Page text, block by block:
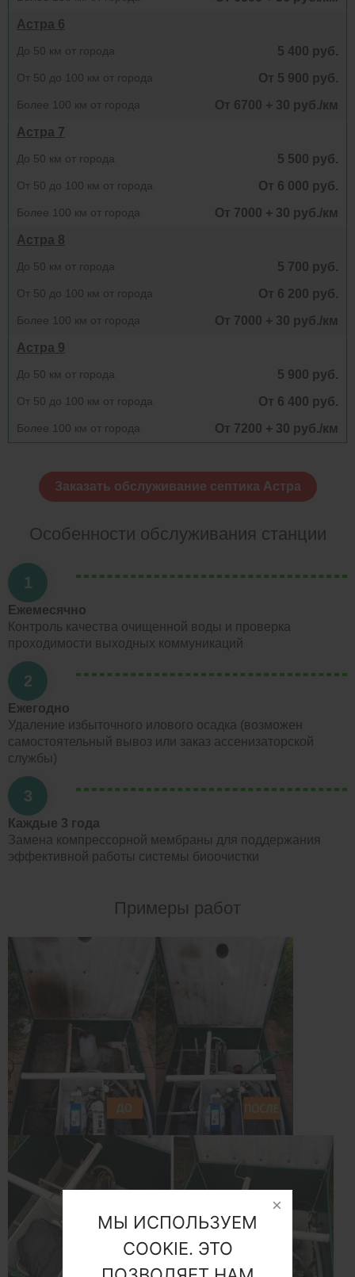
Астра 6
До 50 км от города 5 400 руб.
От 50 до 100 км от города От 5 900 руб.
Более 100 км от города
От 6700 + 30 руб./км
Астра 7
До 50 км от города 5 500 руб.
От 50 до 100 км от города От 6 000 руб.
Более 100 км от города
От 7000 + 30 руб./км
Астра 8
До 50 км от города 5 700 руб.
От 50 до 100 км от города От 6 200 руб.
Более 100 км от города
От 7000 + 30 руб./км
Астра 9
До 50 км от города 5 900 руб.
От 50 до 100 км от города От 6 400 руб.
Более 100 км от города От 7200 + 30 руб./км
Заказать обслуживание септика Астра
Особенности обслуживания станции
1
Ежемесячно
Контроль качества очищенной воды и проверка
проходимости выходных коммуникаций
2
Ежегодно
Удаление избыточного илового осадка (возможен
самостоятельный вывоз или заказ ассенизаторской
службы)
3
Каждые 3 года
Замена компрессорной мембраны для поддержания
эффективной работы системы биоочистки
Примеры работ
МЫ ИСПОЛЬЗУЕМ
COOKIE. ЭТО